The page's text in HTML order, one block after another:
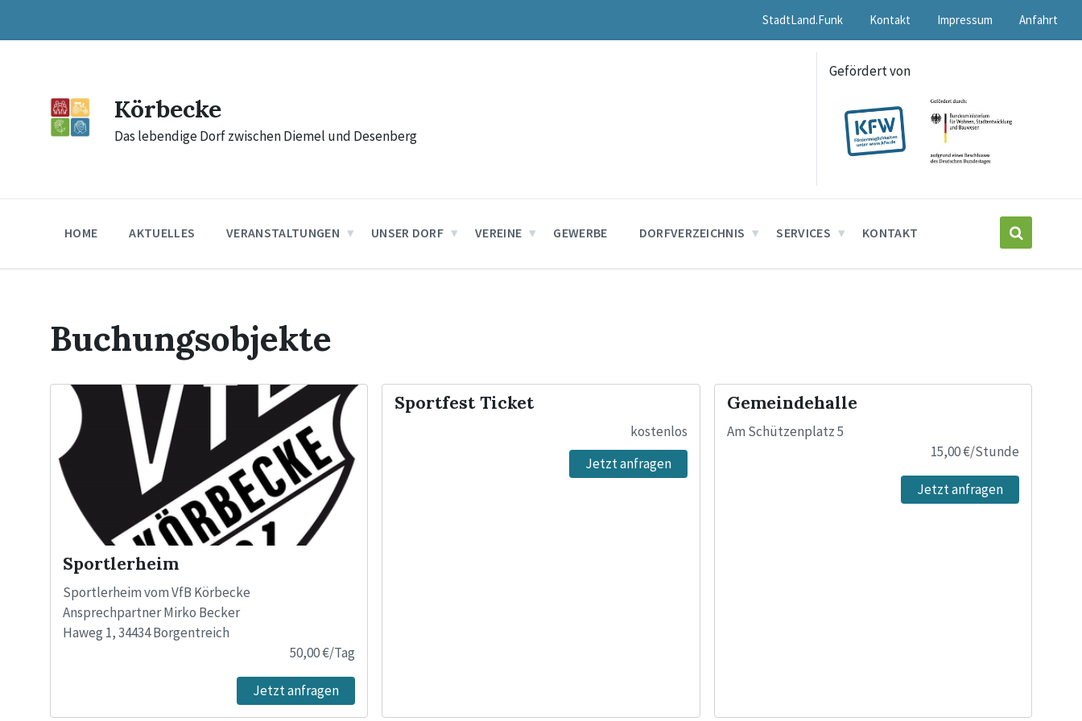
content
main
footer
StadtLand.Funk Kontakt Impressum Anfahrt
Körbecke
Das lebendige Dorf zwischen Diemel und Desenberg
Gefördert von
HOME AKTUELLES VERANSTALTUNGEN UNSER DORF VEREINE GEWERBE DORFVERZEICHNIS SERVICES KONTAKT
Buchungsobjekte
Sportlerheim
Sportlerheim vom VfB Körbecke
Ansprechpartner Mirko Becker
Haweg 1, 34434 Borgentreich
50,00 €/Tag
Jetzt anfragen
Sportfest Ticket
kostenlos
Jetzt anfragen
Gemeindehalle
Am Schützenplatz 5
15,00 €/Stunde
Jetzt anfragen
01 Uhr